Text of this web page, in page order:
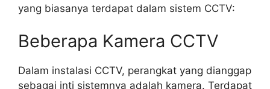
yang biasanya terdapat dalam sistem CCTV:
Beberapa Kamera CCTV
Dalam instalasi CCTV, perangkat yang dianggap
sebagai inti sistemnya adalah kamera. Terdapat